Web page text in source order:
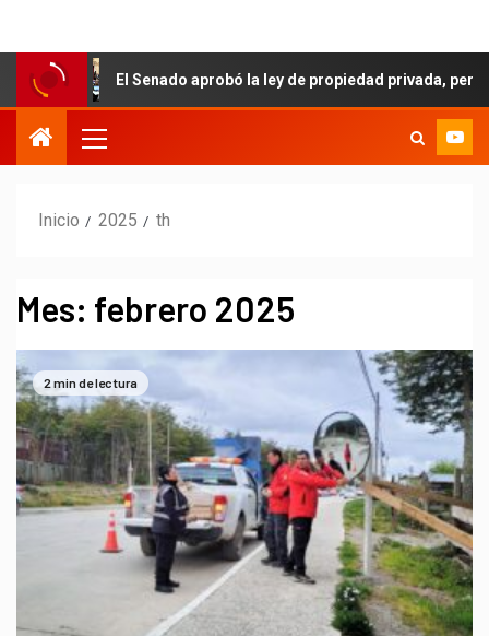
Senado aprobó la ley de propiedad privada, pero el Gobierno
Inicio 2025 th
Mes: febrero 2025
2 min de lectura